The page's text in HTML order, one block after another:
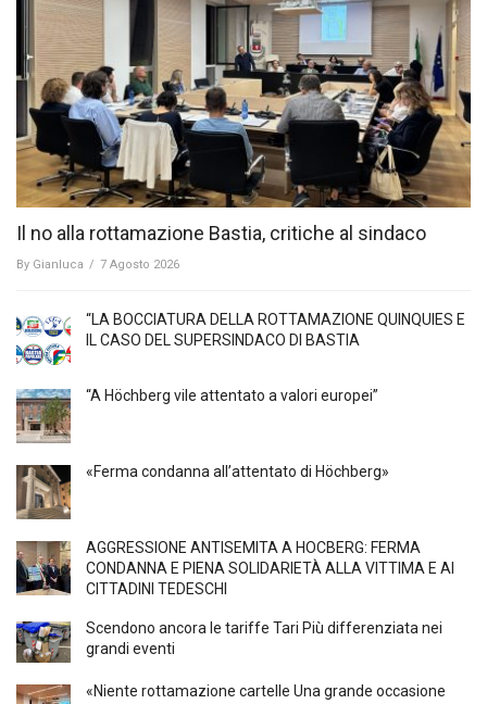
Il no alla rottamazione Bastia, critiche al sindaco
By Gianluca / 7 Agosto 2026
“LA BOCCIATURA DELLA ROTTAMAZIONE QUINQUIES E
IL CASO DEL SUPERSINDACO DI BASTIA
“A Höchberg vile attentato a valori europei”
«Ferma condanna all’attentato di Höchberg»
AGGRESSIONE ANTISEMITA A HÖCBERG: FERMA
CONDANNA E PIENA SOLIDARIETÀ ALLA VITTIMA E AI
CITTADINI TEDESCHI
Scendono ancora le tariffe Tari Più differenziata nei
grandi eventi
«Niente rottamazione cartelle Una grande occasione